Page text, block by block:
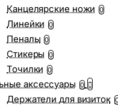
Канцелярские ножи 0
Линейки 0
Пеналы 0
Стикеры 0
Точилки 0
аксессуары 0
Держатели для визиток